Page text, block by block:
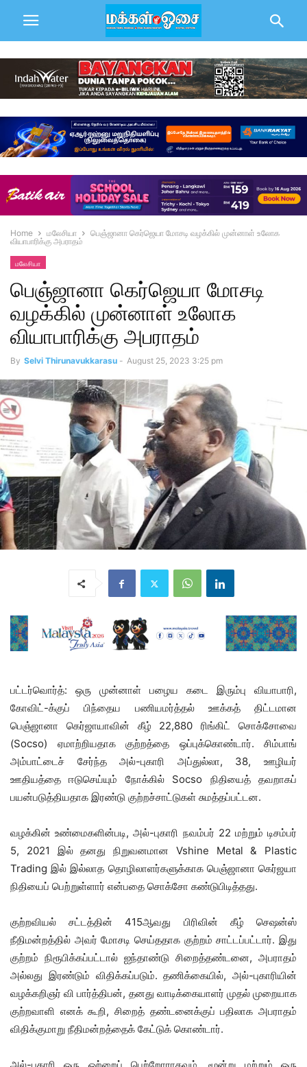
Home மலேசியா
பெஞ்ஜானா கெர்ஜெயா மோசடி வழக்கில் முன்னாள் உலோக
வியாபாரிக்கு அபராதம்
மலேசியா
பெஞ்ஜானா கெர்ஜெயா மோசடி
வழக்கில் முன்னாள் உலோக
வியாபாரிக்கு அபராதம்
By Selvi Thirunavukkarasu - August 25, 2023 3:25 pm
பட்டர்வொர்த்: ஒரு முன்னாள் பழைய கடை இரும்பு வியாபாரி,
கோவிட்-க்குப் பிந்தைய பணியமர்த்தல் ஊக்கத் திட்டமான
பெஞ்ஜானா கெர்ஜாயாவின் கீழ் 22,880 ரிங்கிட் சொக்சோவை
(Socso) ஏமாற்றியதாக குற்றத்தை ஒப்புக்கொண்டார். சிம்பாங்
அம்பாட்டைச் சேர்ந்த அல்-புகாரி அப்துல்லா, 38, ஊழியர்
ஊதியத்தை ஈடுசெய்யும் நோக்கில் Socso நிதியைத் தவறாகப்
பயன்படுத்தியதாக இரண்டு குற்றச்சாட்டுகள் சுமத்தப்பட்டன.
வழக்கின் உண்மைகளின்படி, அல்-புகாரி நவம்பர் 22 மற்றும் டிசம்பர்
5, 2021 இல் தனது நிறுவனமான Vshine Metal & Plastic
Trading இல் இல்லாத தொழிலாளர்களுக்காக பெஞ்ஜானா கெர்ஜயா
நிதியைப் பெற்றுள்ளார் என்பதை சொக்சோ கண்டுபிடித்தது.
குற்றவியல் சட்டத்தின் 415ஆவது பிரிவின் கீழ் செஷன்ஸ்
நீதிமன்றத்தில் அவர் மோசடி செய்ததாக குற்றம் சாட்டப்பட்டார். இது
குற்றம் நிரூபிக்கப்பட்டால் ஐந்தாண்டு சிறைத்தண்டனை, அபராதம்
அல்லது இரண்டும் விதிக்கப்படும். தணிக்கையில், அல்-புகாரியின்
வழக்கறிஞர் வி பார்த்திபன், தனது வாடிக்கையாளர் முதல் முறையாக
குற்றவாளி எனக் கூறி, சிறைத் தண்டனைக்குப் பதிலாக அபராதம்
விதிக்குமாறு நீதிமன்றத்தைக் கேட்டுக் கொண்டார்.
அல்-புகாரி ஒரு ஒற்றைப் பெற்றோராகவும், மூன்று மற்றும் ஒரு